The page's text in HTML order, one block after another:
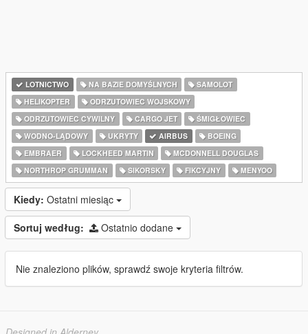
LOTNICTWO NA BAZIE DOMYŚLNYCH
SAMOLOT
HELIKOPTER
ODRZUTOWIEC WOJSKOWY
ODRZUTOWIEC CYWILNY
CARGO JET
ŚMIGŁOWIEC
WODNO-LĄDOWY
UKRYTY AIRBUS
BOEING
EMBRAER
LOCKHEED MARTIN
MCDONNELL DOUGLAS
NORTHROP GRUMMAN
SIKORSKY FIKCYJNY MENYOO
Kiedy: Ostatni miesiąc
Sortuj według: Ostatnio dodane
Nie znaleziono plików, sprawdź swoje kryteria filtrów.